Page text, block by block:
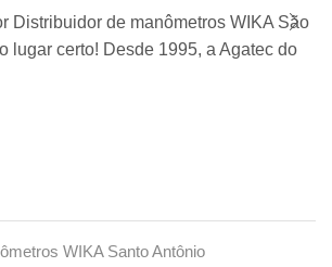
Distribuidor de manômetros WIKA São
lugar certo! Desde 1995, a Agatec do
WIKA Santo Antônio